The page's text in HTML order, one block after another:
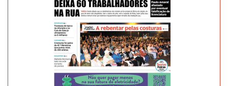
quarto
cruzar